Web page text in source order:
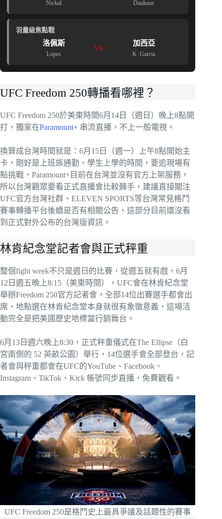
Nickal Daukaus
羽量級焦點戰
洛佩斯
Lopes
VS
加西亞
K. Garcia
UFC Freedom 250轉播看哪裡？
UFC Freedom 250於美東時間6月14日（週日）晚上8點開
打，獨家在Paramount+ 串流直播，不上一般電視。
換算成台灣時間就是：6月15日（週一）上午8點開始主
卡，剛好是上班族通勤、學生上學的時間，要追現場有
點挑戰，Paramount+目前在台灣並沒有官方上架服務，
所以台灣觀眾要看正式直播會比較棘手，建議直接關注
UFC官方台灣社群、ELEVEN SPORTS等台灣常見格鬥
賽事轉播平台後續是否有相關公告，這部分目前還沒看
到正式對外公布的台灣版資訊。
林肯紀念堂記者會與正式秤重
整個fight week不只是週日的比賽，從週五就有戲，6月
12日週五晚上8:15（美東時間），UFC會在林肯紀念堂
舉辦Freedom 250官方記者會，全部14位出賽選手都會出
席，地點選在林肯紀念堂本身就很有象徵意義，這場活
動完全是把美國歷史地標當行銷舞台。
6月13日週六晚上8:30，正式秤重儀式在The Ellipse（白
宮南側的 52 英畝公園）舉行，14位選手會全部登台，記
者會與秤重都會在UFC的YouTube、Facebook、
Instagram、TikTok、Kick 帳號同步直播，免費觀看。
UFC Freedom 250是格鬥史上最具爭議及話題性的賽事